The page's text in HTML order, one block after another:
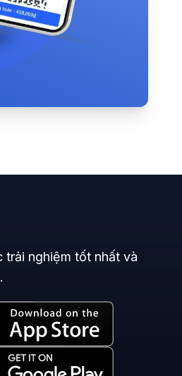
nghiệm tốt nhất và